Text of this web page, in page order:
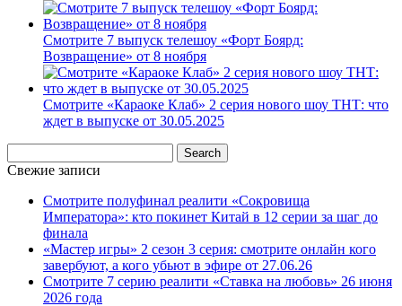
Смотрите 7 выпуск телешоу «Форт Боярд:
Возвращение» от 8 ноября
Смотрите «Караоке Клаб» 2 серия нового шоу ТНТ: что
ждет в выпуске от 30.05.2025
Свежие записи
Смотрите полуфинал реалити «Сокровища
Императора»: кто покинет Китай в 12 серии за шаг до
финала
«Мастер игры» 2 сезон 3 серия: смотрите онлайн кого
завербуют, а кого убьют в эфире от 27.06.26
Смотрите 7 серию реалити «Ставка на любовь» 26 июня
2026 года